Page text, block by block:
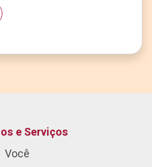
e Serviços
Você